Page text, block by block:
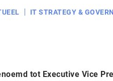
IT STRATEGY &
tot Executive Vice